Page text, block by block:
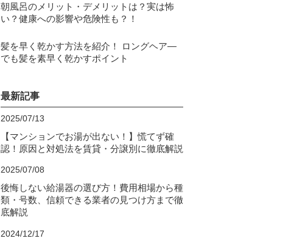
朝風呂のメリット・デメリットは？実は怖
い？健康への影響や危険性も？！
髪を早く乾かす方法を紹介！ ロングヘア―
でも髪を素早く乾かすポイント
最新記事
2025/07/13
【マンションでお湯が出ない！】慌てず確
認！原因と対処法を賃貸・分譲別に徹底解説
2025/07/08
後悔しない給湯器の選び方！費用相場から種
類・号数、信頼できる業者の見つけ方まで徹
底解説
2024/12/17